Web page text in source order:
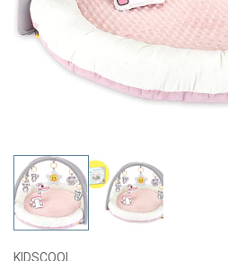
KIDSCOOL